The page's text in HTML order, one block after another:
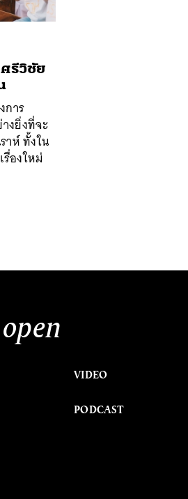
รีวิชัย
การ
งยิ่งที่จะ
าห์ ทั้งใน
องใหม่
VIDEO
PODCAST